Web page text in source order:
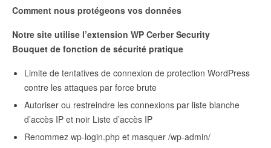
Comment nous protégeons vos données
Notre site utilise l’extension WP Cerber Security
Bouquet de fonction de sécurité pratique
Limite de tentatives de connexion de protection WordPress
contre les attaques par force brute
Autoriser ou restreindre les connexions par liste blanche
d’accès IP et noir Liste d’accès IP
Renommez wp-login.php et masquer /wp-admin/